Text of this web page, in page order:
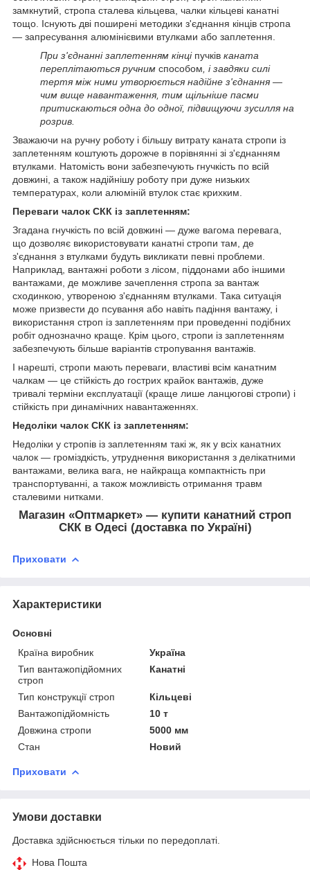
замкнутий, стропа сталева кільцева, чалки кільцеві канатні
тощо. Існують дві поширені методики з'єднання кінців стропа
— запресування алюмінієвими втулками або заплетення.
При з'єднанні заплетенням кінці пучків каната
переплітаються ручним способом , і завдяки силі
тертя між ними утворюється надійне з'єднання —
чим вище навантаження, тим щільніше пасми
притискаються одна до одної, підвищуючи зусилля на
розрив.
Зважаючи на ручну роботу і більшу витрату каната стропи із
заплетенням коштують дорожче в порівнянні зі з'єднанням
втулками. Натомість вони забезпечують гнучкість по всій
довжині, а також надійнішу роботу при дуже низьких
температурах, коли алюміній втулок стає крихким.
Переваги чалок СКК із заплетенням:
Згадана гнучкість по всій довжині — дуже вагома перевага,
що дозволяє використовувати канатні стропи там, де
з'єднання з втулками будуть викликати певні проблеми.
Наприклад, вантажні роботи з лісом, піддонами або іншими
вантажами, де можливе зачеплення стропа за вантаж
сходинкою, утвореною з'єднанням втулками. Така ситуація
може призвести до псування або навіть падіння вантажу, і
використання строп із заплетенням при проведенні подібних
робіт однозначно краще. Крім цього, стропи із заплетенням
забезпечують більше варіантів стропування вантажів.
І нарешті, стропи мають переваги, властиві всім канатним
чалкам — це стійкість до гострих крайок вантажів, дуже
тривалі терміни експлуатації (краще лише ланцюгові стропи) і
стійкість при динамічних навантаженнях.
Недоліки чалок СКК із заплетенням:
Недоліки у стропів із заплетенням такі ж, як у всіх канатних
чалок — громіздкість, утруднення використання з делікатними
вантажами, велика вага, не найкраща компактність при
транспортуванні, а також можливість отримання травм
сталевими нитками.
Магазин «Оптмаркет» — купити канатний строп
СКК в Одесі (доставка по Україні)
Приховати
Характеристики
Основні
Країна виробник
Україна
Тип вантажопідйомних
строп
Канатні
Тип конструкції строп
Кільцеві
Вантажопідйомність
10 т
Довжина стропи
5000 мм
Стан
Новий
Приховати
Умови доставки
Доставка здійснюється тільки по передоплаті.
Нова Пошта